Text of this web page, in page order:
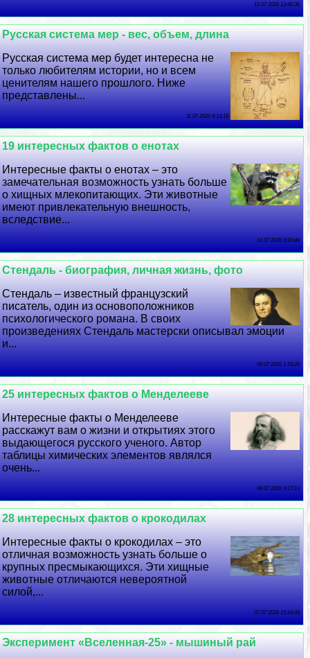
12 07 2026 13:46:36
Русская система мер - вес, объем, длина
Русская система мер будет интересна не
только любителям истории, но и всем
ценителям нашего прошлого. Ниже
представлены...
11 07 2026 4:13:18
19 интересных фактов о енотах
Интересные факты о енотах – это
замечательная возможность узнать больше
о хищных млекопитающих. Эти животные
имеют привлекательную внешность,
вследствие...
10 07 2026 8:20:46
Стендаль - биография, личная жизнь, фото
Стендаль – известный французский
писатель, один из основоположников
психологического романа. В своих
произведениях Стендаль мастерски описывал эмоции
и...
09 07 2026 1:54:26
25 интересных фактов о Менделееве
Интересные факты о Менделееве
расскажут вам о жизни и открытиях этого
выдающегося русского ученого. Автор
таблицы химических элементов являлся
очень...
08 07 2026 9:27:13
28 интересных фактов о крокодилах
Интересные факты о крокодилах – это
отличная возможность узнать больше о
крупных пресмыкающихся. Эти хищные
животные отличаются невероятной
силой,...
07 07 2026 15:44:48
Эксперимент «Вселенная-25» - мышиный рай